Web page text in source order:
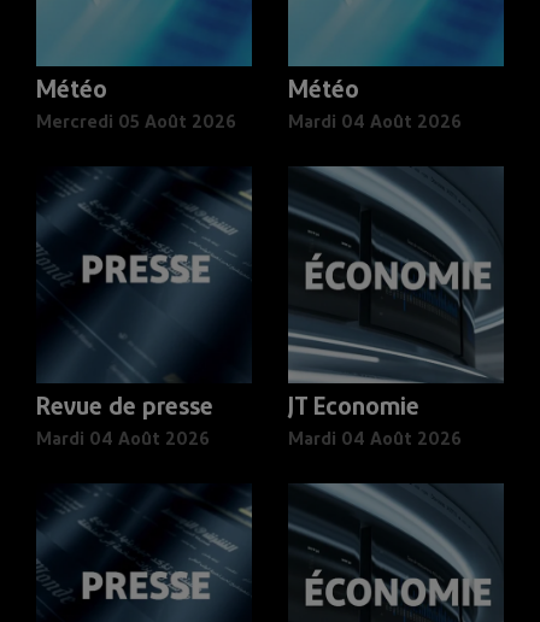
Météo
Mercredi 05 Août 2026
Météo
Mardi 04 Août 2026
Revue de presse
Mardi 04 Août 2026
JT Economie
Mardi 04 Août 2026